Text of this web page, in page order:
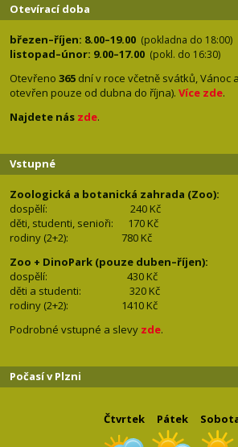
Otevírací doba
březen–říjen: 8.00–19.00 (pokladna do 18:00)
listopad–únor: 9.00–17.00 (pokl. do 16:30)
Otevřeno 365 dní v roce včetně svátků, Vánoc
otevřen pouze od dubna do října). Více zde.
Najdete nás zde.
Vstupné
Zoologická a botanická zahrada (Zoo):
dospělí:
240 Kč
děti, studenti, senioři: 170 Kč
rodiny (2+2): 780 Kč
Zoo + DinoPark (pouze duben–říjen):
dospělí: 430 Kč
děti a studenti: 320 Kč
rodiny (2+2): 1410 Kč
Podrobné vstupné a slevy zde.
Počasí v Plzni
Čtvrtek Pátek